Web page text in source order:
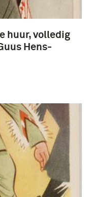
huur, volledig
Hens-